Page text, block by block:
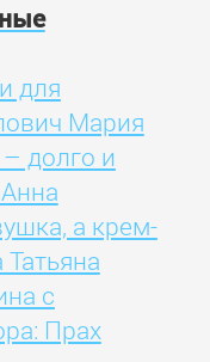
для
Мария
долго и
а крем-
с
Прах